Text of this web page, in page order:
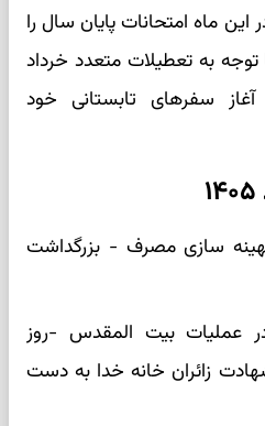
ماه امتحانات پایان سال را
توجه به تعطیلات متعدد خرداد
آغاز سفرهای تابستانی خود
بهینه سازی مصرف - بزرگداشت
عملیات بیت المقدس -روز
زائران خانه خدا به دست